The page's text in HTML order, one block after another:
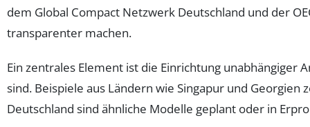
dem Global Compact Netzwerk Deutschland und der
transparenter machen.
Ein zentrales Element ist die Einrichtung
sind. Beispiele aus Ländern wie Singapur und
Deutschland sind ähnliche Modelle geplant oder in